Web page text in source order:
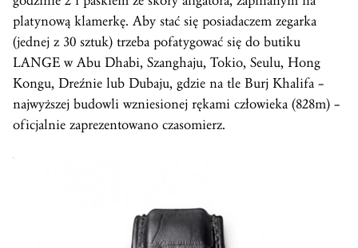
platynową klamerkę. Aby stać się posiadaczem zegarka
(jednej z 30 sztuk) trzeba pofatygować się do butiku
LANGE w Abu Dhabi, Szanghaju, Tokio, Seulu, Hong
Kongu, Dreźnie lub Dubaju, gdzie na tle Burj Khalifa –
najwyższej budowli wzniesionej rękami człowieka (828m) –
oficjalnie zaprezentowano czasomierz.